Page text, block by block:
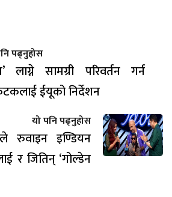
पढ्नुहोस
लाग्ने सामग्री परिवर्तन गर्न
ईयूको निर्देशन
यो पनि पढ्नुहोस
रुवाइन इण्डियन
र जितिन् ‘गोल्डेन